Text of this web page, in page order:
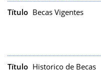
Título Becas Vigentes
Título Historico de Becas